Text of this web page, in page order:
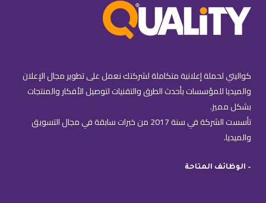
كواليتي لحملة إعلانية متكاملة لشركتك نعمل على تطوير مجال الإعلان
والميديا للمؤسسات بأحدث الطرق والتقنيات لتوصيل الأفكار والمنتجات
بشكل مميز.
تأسست الشركة في سنة 2017 من خبرات سابقة في مجال التسويق
والميديا.
– الوظائف المتاحة